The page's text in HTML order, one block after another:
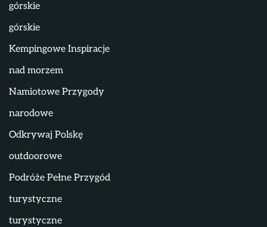
górskie
górskie
Kempingowe Inspiracje
nad morzem
Namiotowe Przygody
narodowe
Odkrywaj Polskę
outdoorowe
Podróże Pełne Przygód
turystyczne
turystyczne